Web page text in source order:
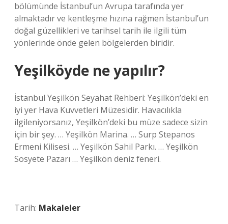
bölümünde İstanbul’un Avrupa tarafında yer
almaktadır ve kentleşme hızına rağmen İstanbul’un
doğal güzellikleri ve tarihsel tarih ile ilgili tüm
yönlerinde önde gelen bölgelerden biridir.
Yeşilköyde ne yapılır?
İstanbul Yeşilkön Seyahat Rehberi: Yeşilkön’deki en
iyi yer Hava Kuvvetleri Müzesidir. Havacılıkla
ilgileniyorsanız, Yeşilkön’deki bu müze sadece sizin
için bir şey. … Yeşilkön Marina. … Surp Stepanos
Ermeni Kilisesi. … Yeşilkön Sahil Parkı. … Yeşilkön
Sosyete Pazarı … Yeşilkön deniz feneri.
Tarih: Makaleler